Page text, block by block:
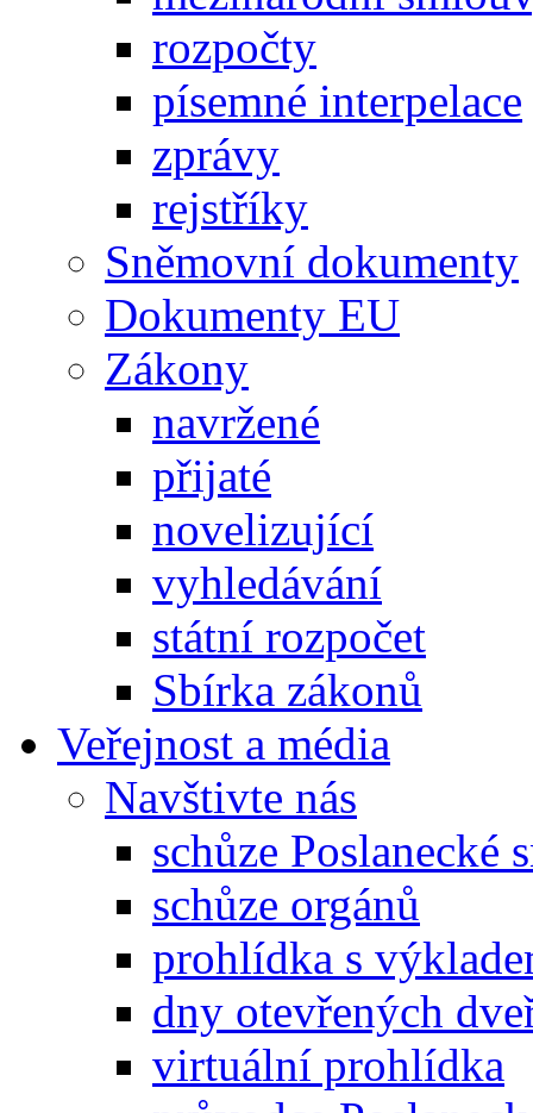
rozpočty
písemné interpelace
zprávy
rejstříky
Sněmovní dokumenty
Dokumenty EU
Zákony
navržené
přijaté
novelizující
vyhledávání
státní rozpočet
Sbírka zákonů
Veřejnost a média
Navštivte nás
schůze Poslanecké
schůze orgánů
prohlídka s
dny otevřených
virtuální prohlídka